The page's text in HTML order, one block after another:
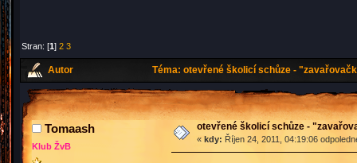
Stran: [1]2 3
Autor Téma: otevřené školicí schůze -
Tomaash
Klub ŽvB
otevřené školicí schůze -
« kdy: Říjen 24, 2011, 04:19:06